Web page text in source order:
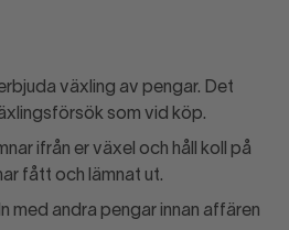
växling av pengar. Det
som vid köp.
ifrån er växel och håll koll på
fått och lämnat ut.
med andra pengar innan affären